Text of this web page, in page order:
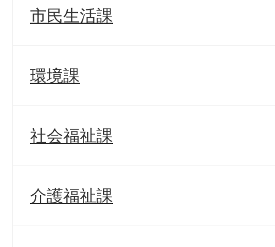
市民生活課
環境課
社会福祉課
介護福祉課